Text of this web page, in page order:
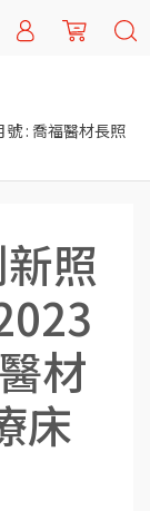
: 喬福醫材長照
照
材
床